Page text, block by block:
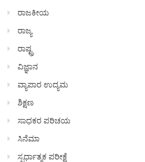
ರಾಜಕೀಯ
ರಾಜ್ಯ
ರಾಷ್ಟ್ರ
ವಿಜ್ಞಾನ
ವ್ಯಾಪಾರ ಉದ್ಯಮ
ಶಿಕ್ಷಣ
ಸಾಧಕರ ಪರಿಚಯ
ಸಿನೆಮಾ
ಸ್ಪರ್ಧಾತ್ಮಕ ಪರೀಕ್ಷೆ